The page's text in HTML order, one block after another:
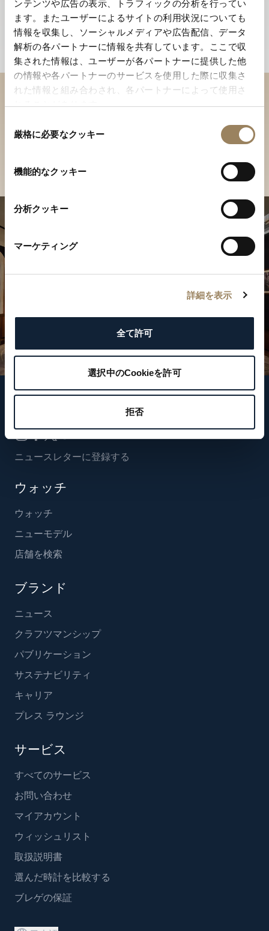
ンテンツや広告の表示、トラフィックの分析を行ってい
ます。またユーザーによるサイトの利用状況についても
情報を収集し、ソーシャルメディアや広告配信、データ
解析の各パートナーに情報を共有しています。ここで収
集された情報は、ユーザーが各パートナーに提供した他
の情報や各パートナーのサービスを使用した際に収集さ
れた情報と組み合わされ、各パートナーによって使用さ
れることがあります。
厳格に必要なクッキー
機能的なクッキー
分析クッキー
マーケティング
詳細を表示
全て許可
選択中のCookieを許可
拒否
ブティックでコレクションを
ご覧ください
ニュースレターに登録する
ウォッチ
ウォッチ
ニューモデル
店舗を検索
ブランド
ニュース
クラフツマンシップ
パブリケーション
サステナビリティ
キャリア
プレス ラウンジ
サービス
すべてのサービス
お問い合わせ
マイアカウント
ウィッシュリスト
取扱説明書
選んだ時計を比較する
ブレゲの保証